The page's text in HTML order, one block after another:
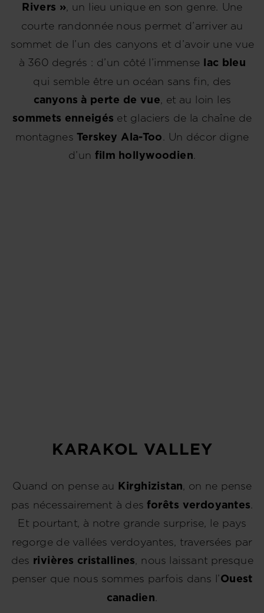
Rivers », un lieu unique en son genre. Une
courte randonnée nous permet d’arriver au
sommet de l’un des canyons et d’avoir une vue
à 360 degrés : d’un côté l’immense lac bleu
qui semble être un océan sans fin, des
canyons à perte de vue, et au loin les
sommets enneigés et glaciers de la chaîne de
montagnes Terskey Ala-Too. Un décor digne
d’un film hollywoodien.
KARAKOL VALLEY
Quand on pense au Kirghizistan, on ne pense
pas nécessairement à des forêts verdoyantes
Et pourtant, à notre grande surprise, le pays
regorge de vallées verdoyantes, traversées par
des rivières cristallines, nous laissant presque
penser que nous sommes parfois dans l’Ouest
canadien